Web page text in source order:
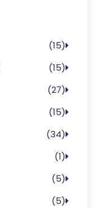
(15)
(15)
(27)
(15)
(34)
(1)
(5)
(5)